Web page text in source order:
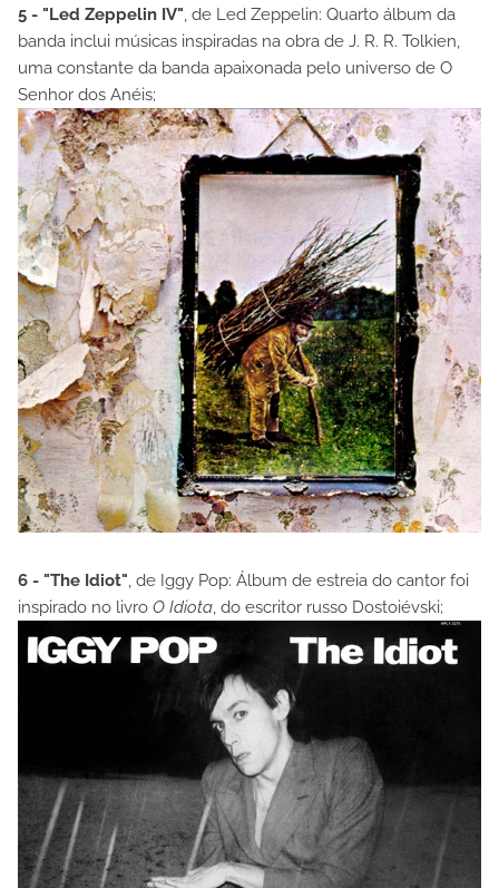
5 - "Led Zeppelin IV", de Led Zeppelin: Quarto álbum da
banda inclui músicas inspiradas na obra de J. R. R. Tolkien,
uma constante da banda apaixonada pelo universo de O
Senhor dos Anéis;
6 - "The Idiot", de Iggy Pop: Álbum de estreia do cantor foi
inspirado no livro O Idiota, do escritor russo Dostoiévski;